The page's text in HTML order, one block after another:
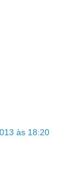
às 18:20